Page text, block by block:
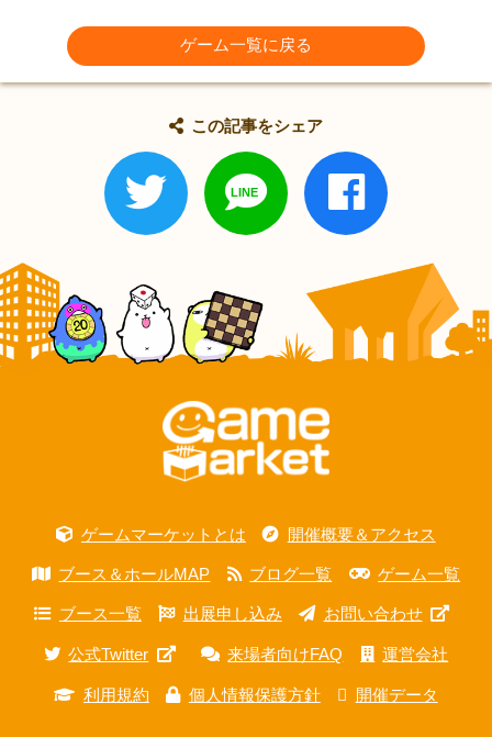
ゲーム一覧に戻る
この記事をシェア
ゲームマーケットとは 開催概要＆アクセス
ブース＆ホールMAP ブログ一覧 ゲーム一覧
ブース一覧 出展申し込み お問い合わせ
公式Twitter 来場者向けFAQ 運営会社
利用規約 個人情報保護方針 開催データ